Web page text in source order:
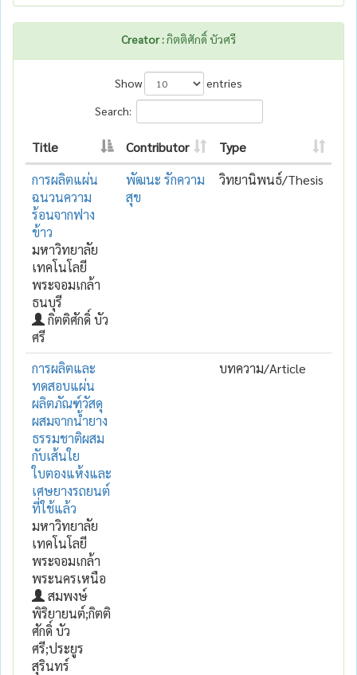
Creator :กิตติศักดิ์ บัวศรี
Show
entries
Search:
Title Contributor
Type
การผลิตแผ่น
ฉนวนความ
ร้อนจากฟาง
ข้าว
มหาวิทยาลัย
เทคโนโลยี
พระจอมเกล้า
ธนบุรี
กิตติศักดิ์ บัว
ศรี
พัฒนะ รักความ
สุข
วิทยานิพนธ์/Thesis
การผลิตและ
ทดสอบแผ่น
ผลิตภัณฑ์วัสดุ
ผสมจากน้ำยาง
ธรรมชาติผสม
กับเส้นใย
ใบตองแห้งและ
เศษยางรถยนต์
ที่ใช้แล้ว
มหาวิทยาลัย
เทคโนโลยี
พระจอมเกล้า
พระนครเหนือ
สมพงษ์
พิริยายนต์;กิตติ
ศักดิ์ บัว
ศรี;ประยูร
สุรินทร์
บทความ/Article